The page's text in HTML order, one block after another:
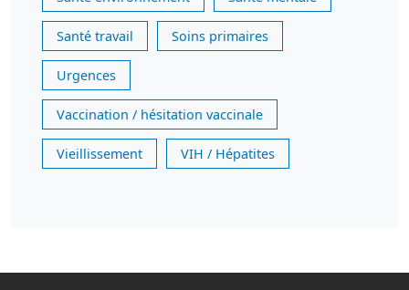
Santé travail Soins primaires
Urgences
Vaccination / hésitation vaccinale
Vieillissement VIH / Hépatites